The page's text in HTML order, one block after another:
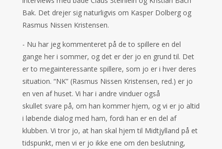
Bak. Det drejer sig naturligvis om Kasper Dolberg og
Rasmus Nissen Kristensen.
- Nu har jeg kommenteret på de to spillere en del
gange her i sommer, og det er der jo en grund til. Det
er to megainteressante spillere, som jo er i hver deres
situation. “NK” (Rasmus Nissen Kristensen, red.) er jo
en ven af huset. Vi har i andre vinduer også
skullet svare på, om han kommer hjem, og vi er jo altid
i løbende dialog med ham, fordi han er en del af
klubben. Vi tror jo, at han skal hjem til Midtjylland på et
tidspunkt, men vi er jo ikke ene om den beslutning,